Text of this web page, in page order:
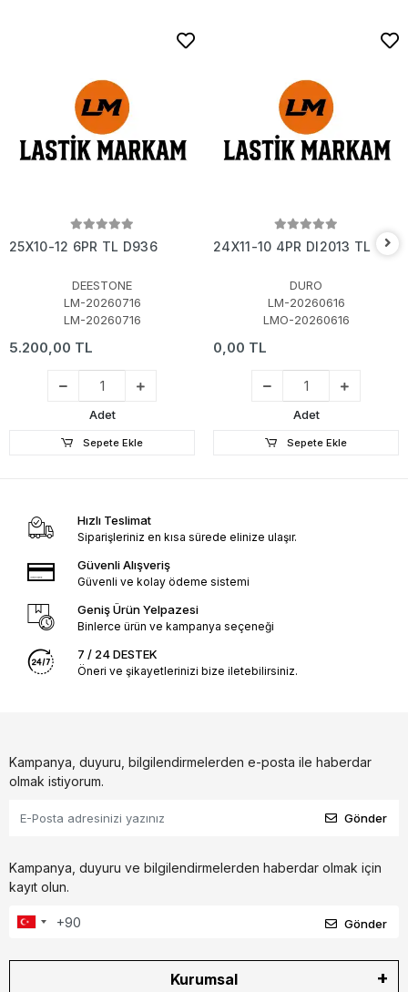
25X10-12 6PR TL D936
DEESTONE
LM-20260716
LM-20260716
5.200,00 TL
Adet
Sepete Ekle
24X11-10 4PR DI2013 TL
DURO
LM-20260616
LMO-20260616
0,00 TL
Adet
Sepete Ekle
Hızlı Teslimat
Siparişleriniz en kısa sürede elinize ulaşır.
Güvenli Alışveriş
Güvenli ve kolay ödeme sistemi
Geniş Ürün Yelpazesi
Binlerce ürün ve kampanya seçeneği
7 / 24 DESTEK
Öneri ve şikayetlerinizi bize iletebilirsiniz.
Kampanya, duyuru, bilgilendirmelerden e-posta ile haberdar
olmak istiyorum.
Gönder
Kampanya, duyuru ve bilgilendirmelerden haberdar olmak için
kayıt olun.
Gönder
Kurumsal